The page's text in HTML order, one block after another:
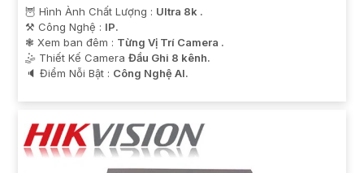
🦉 Hình Ành Chất Lượng : Ultra 8k .
⚒ Công Nghệ : IP.
❃ Xem ban đêm : Từng Vị Trí Camera .
🤹 Thiết Kế Camera Đầu Ghi 8 kênh.
️🔈 Điểm Nỗi Bật : Công Nghệ AI.